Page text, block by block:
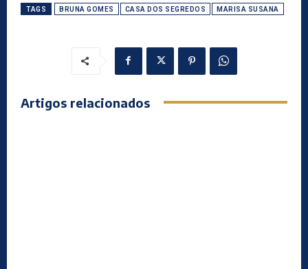
TAGS BRUNA GOMES CASA DOS SEGREDOS MARISA SUSANA
Artigos relacionados